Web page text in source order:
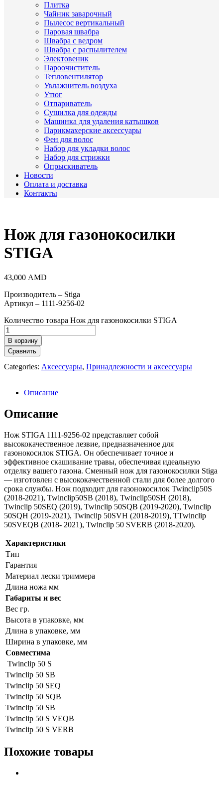
Плитка
Чайник заварочный
Пылесос вертикальный
Паровая швабра
Швабра с ведром
Швабра с распылителем
Электовеник
Пароочиститель
Тепловентилятор
Увлажнитель воздуха
Утюг
Отпариватель
Сушилка для одежды
Машинка для удаления катышков
Парикмахерские аксессуары
Фен для волос
Набор для укладки волос
Набор для стрижки
Опрыскиватель
Новости
Оплата и доставка
Контакты
Нож для газонокосилки
STIGA
43,000 AMD
Производитель – Stiga
Артикул – 1111-9256-02
Количество товара Нож для газонокосилки STIGA
В корзину
Сравнить
Categories: Аксессуары, Принадлежности и аксессуары
Описание
Описание
Нож STIGA 1111-9256-02 представляет собой
высококачественное лезвие, предназначенное для
газонокосилок STIGA. Он обеспечивает точное и
эффективное скашивание травы, обеспечивая идеальную
отделку вашего газона. Сменный нож для газонокосилки Stiga
— изготовлен с высококачественной стали для более долгого
срока службы. Нож подходит для газонокосилок Twinclip50S
(2018-2021), Twinclip50SB (2018), Twinclip50SH (2018),
Twinclip 50SEQ (2019), Twinclip 50SQB (2019-2020), Twinclip
50SQH (2019-2021), Twinclip 50SVH (2018-2019), TTwinclip
50SVEQB (2018- 2021), Twinclip 50 SVERB (2018-2020).
Характеристики
Тип
Гарантия
Материал лески триммера
Длина ножа мм
Габариты и вес
Вес гр.
Высота в упаковке, мм
Длина в упаковке, мм
Ширина в упаковке, мм
Совместима
Twinclip 50 S
Twinclip 50 SB
Twinclip 50 SEQ
Twinclip 50 SQB
Twinclip 50 SB
Twinclip 50 S VEQB
Twinclip 50 S VERB
Похожие товары